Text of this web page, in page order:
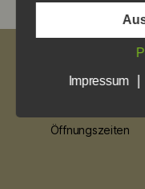
Datenschutz
Öffnungszeiten
Impressum |